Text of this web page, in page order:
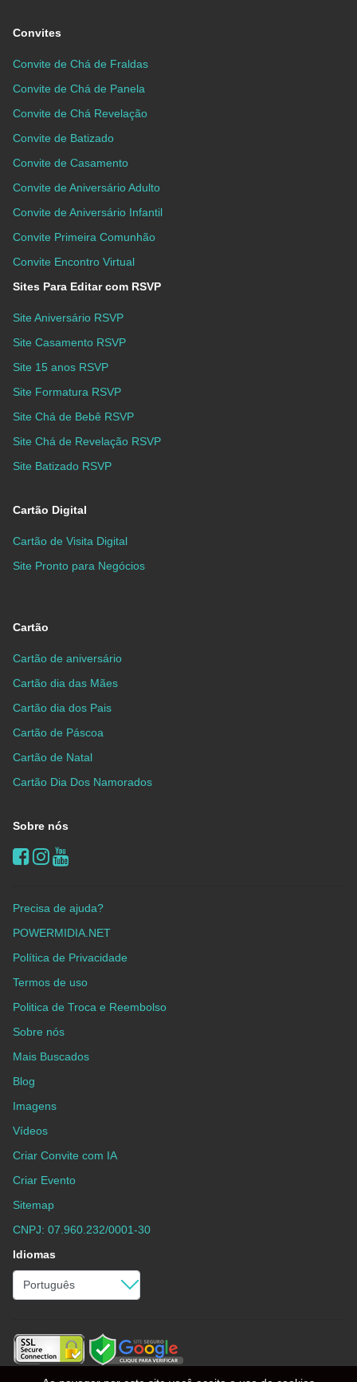
Convites
Convite de Chá de Fraldas
Convite de Chá de Panela
Convite de Chá Revelação
Convite de Batizado
Convite de Casamento
Convite de Aniversário Adulto
Convite de Aniversário Infantil
Convite Primeira Comunhão
Convite Encontro Virtual
Sites Para Editar com RSVP
Site Aniversário RSVP
Site Casamento RSVP
Site 15 anos RSVP
Site Formatura RSVP
Site Chá de Bebê RSVP
Site Chá de Revelação RSVP
Site Batizado RSVP
Cartão Digital
Cartão de Visita Digital
Site Pronto para Negócios
Cartão
Cartão de aniversário
Cartão dia das Mães
Cartão dia dos Pais
Cartão de Páscoa
Cartão de Natal
Cartão Dia Dos Namorados
Sobre nós
Precisa de ajuda?
POWERMIDIA.NET
Política de Privacidade
Termos de uso
Politica de Troca e Reembolso
Sobre nós
Mais Buscados
Blog
Imagens
Vídeos
Criar Convite com IA
Criar Evento
Sitemap
CNPJ: 07.960.232/0001-30
Idiomas